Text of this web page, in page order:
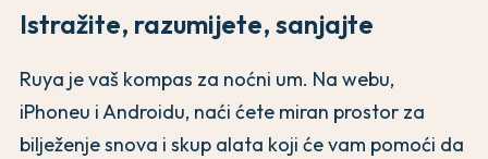
Istražite, razumijete, sanjajte
Ruya je vaš kompas za noćni um. Na webu,
iPhoneu i Androidu, naći ćete miran prostor za
bilježenje snova i skup alata koji će vam pomoći da